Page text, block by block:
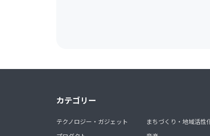
カテゴリー
テクノロジー・ガジェット
まちづくり・地域活性